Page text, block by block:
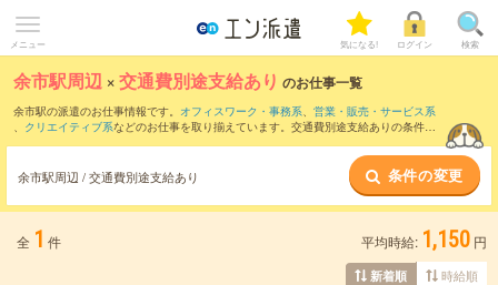
メニュー 気になる! ログイン 検索
余市駅周辺 ×交通費別途支給あり のお仕事一覧
余市駅の派遣のお仕事情報です。 オフィスワーク・事務系、 営業・販売・サービス系
、 クリエイティブ系などのお仕事を取り揃えています。交通費別途支給ありの条件の
余市駅周辺 / 交通費別途支給あり 条件の変更
全 1 件 平均時給: 1,150 円
新着順 時給順